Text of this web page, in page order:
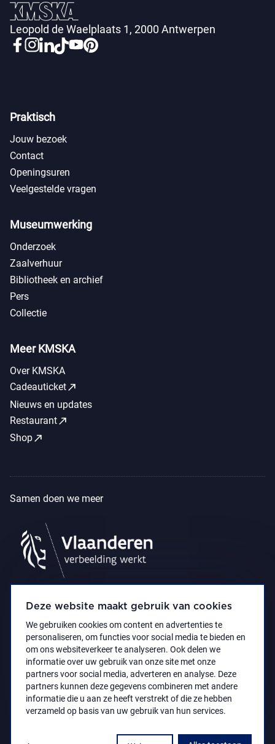
Deze website maakt gebruik van cookies
We gebruiken cookies om content en advertenties te
personaliseren, om functies voor social media te bieden en
om ons websiteverkeer te analyseren. Ook delen we
informatie over uw gebruik van onze site met onze
partners voor social media, adverteren en analyse. Deze
partners kunnen deze gegevens combineren met andere
informatie die u aan ze heeft verstrekt of die ze hebben
verzameld op basis van uw gebruik van hun services.
Leopold de Waelplaats 1, 2000 Antwerpen
Praktisch
Jouw bezoek
Contact
Openingsuren
Veelgestelde vragen
Museumwerking
Onderzoek
Zaalverhuur
Bibliotheek en archief
Pers
Collectie
Meer KMSKA
Over KMSKA
Cadeauticketcall_made
Nieuws en updates
Restaurantcall_made
Shopcall_made
Samen doen we meer
Privacyverklaring Toegankelijkheidsverklaring
© 2021 Koninklijk Museum voor Schone Kunsten